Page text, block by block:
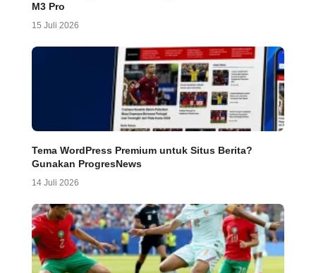
M3 Pro
15 Juli 2026
Tema WordPress Premium untuk Situs Berita?
Gunakan ProgresNews
14 Juli 2026